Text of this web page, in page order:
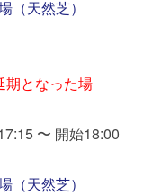
（天然芝）
期となった場
〜 開始18:00
（天然芝）